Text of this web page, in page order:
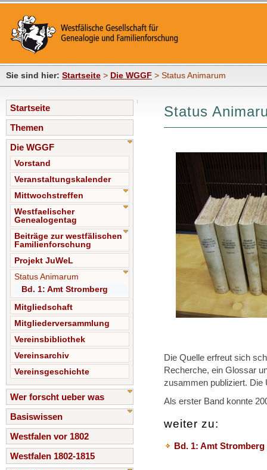
Sie sind hier: Startseite > Die WGGF > Status Animarum
Startseite
Themen
Die WGGF
Vorstand
Veranstaltungskalender
Mittwochstreffen
Westfaelischer
Genealogentag
Beiträge zur westfälischen
Familienforschung
Projekt JuWeL
Status Animarum
Bd. 1: Amt Stromberg
Mitgliedschaft
Mitgliederversammlung
Vereinsbibliothek
Vereinsarchiv
Vereinsgeschichte
Wer forscht ueber was
Basiswissen
Westfalen vor 1802
Westfalen 1802-1815
Status
Die Quelle erfreut sich
Recherche, ein Glossar
zusammen publiziert. Die
Als erster Band konnte
weiter zu:
Bd. 1: Amt Stromberg